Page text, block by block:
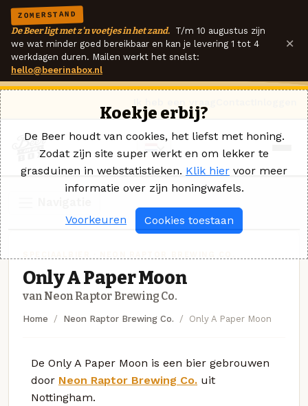
ZOMERSTAND
De Beer ligt met z'n voetjes in het zand. T/m 10 augustus zijn
we wat minder goed bereikbaar en kan je levering 1 tot 4
werkdagen duren. Mailen werkt het snelst:
hello@beerinabox.nl
×
Only A Paper Moon
van Neon Raptor Brewing Co.
Home Neon Raptor Brewing Co. Only A Paper Moon
De Only A Paper Moon is een bier gebrouwen
door Neon Raptor Brewing Co. uit
Nottingham.
Koekje erbij?
De Beer houdt van cookies, het liefst met honing.
Zodat zijn site super werkt en om lekker te
grasduinen in webstatistieken. Klik hier voor meer
informatie over zijn honingwafels.
Voorkeuren Cookies toestaan